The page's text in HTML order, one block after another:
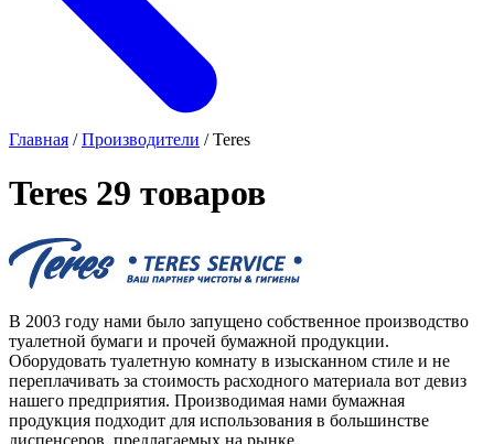
Главная / Производители / Teres
Teres 29 товаров
В 2003 году нами было запущено собственное производство
туалетной бумаги и прочей бумажной продукции.
Оборудовать туалетную комнату в изысканном стиле и не
переплачивать за стоимость расходного материала вот девиз
нашего предприятия. Производимая нами бумажная
продукция подходит для использования в большинстве
диспенсеров, предлагаемых на рынке.